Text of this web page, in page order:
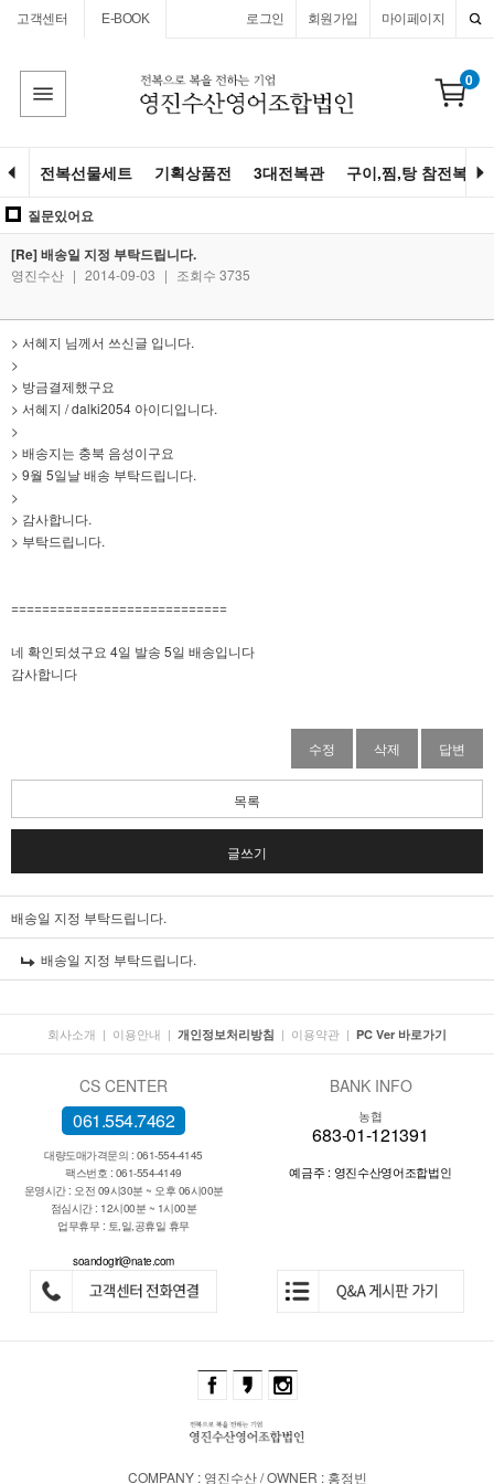
고객센터 E-BOOK 마이페이지
회원가입
로그인
0
전복선물세트 기획상품전 3대전복관 구이,찜,탕 참전복
질문있어요
[Re] 배송일 지정 부탁드립니다.
영진수산 | 2014-09-03 | 조회수 3735
> 서혜지 님께서 쓰신글 입니다.
>
> 방금결제했구요
> 서혜지 / dalki2054 아이디입니다.
>
> 배송지는 충북 음성이구요
> 9월 5일날 배송 부탁드립니다.
>
> 감사합니다.
> 부탁드립니다.
============================
네 확인되셨구요 4일 발송 5일 배송입니다
감사합니다
수정 삭제 답변
목록
글쓰기
배송일 지정 부탁드립니다.
배송일 지정 부탁드립니다.
회사소개 | 이용안내 | 개인정보처리방침 | 이용약관 | PC Ver 바로가기
CS CENTER
061.554.7462
대량도매가격문의 : 061-554-4145
팩스번호 : 061-554-4149
운영시간 : 오전 09시30분 ~ 오후 06시00분
점심시간 : 12시00분 ~ 1시00분
업무휴무 : 토,일,공휴일 휴무
soandogirl@nate.com
BANK INFO
농협
683-01-121391
예금주 : 영진수산영어조합법인
COMPANY : 영진수산 / OWNER : 홍정빈